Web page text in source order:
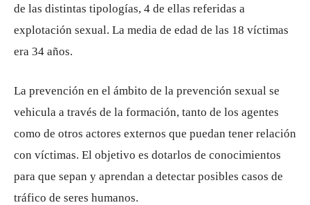
de las distintas tipologías, 4 de ellas referidas a
explotación sexual. La media de edad de las 18 víctimas
era 34 años.
La prevención en el ámbito de la prevención sexual se
vehicula a través de la formación, tanto de los agentes
como de otros actores externos que puedan tener relación
con víctimas. El objetivo es dotarlos de conocimientos
para que sepan y aprendan a detectar posibles casos de
tráfico de seres humanos.